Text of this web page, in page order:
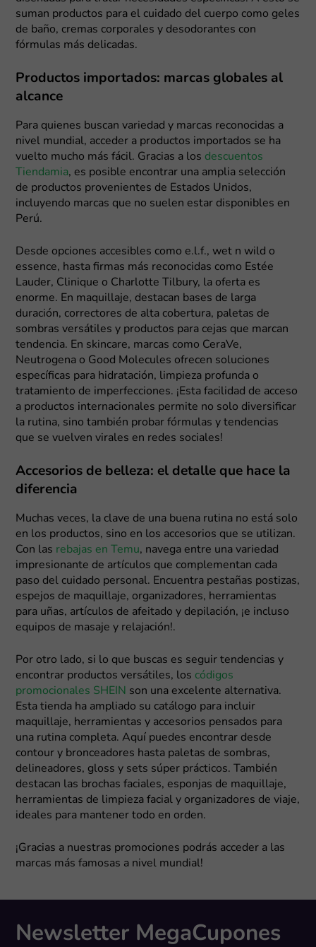
suman productos para el cuidado del cuerpo como geles
de baño, cremas corporales y desodorantes con
fórmulas más delicadas.
Productos importados: marcas globales al
alcance
Para quienes buscan variedad y marcas reconocidas a
nivel mundial, acceder a productos importados se ha
vuelto mucho más fácil. Gracias a los descuentos
Tiendamia, es posible encontrar una amplia selección
de productos provenientes de Estados Unidos,
incluyendo marcas que no suelen estar disponibles en
Perú.
Desde opciones accesibles como e.l.f., wet n wild o
essence, hasta firmas más reconocidas como Estée
Lauder, Clinique o Charlotte Tilbury, la oferta es
enorme. En maquillaje, destacan bases de larga
duración, correctores de alta cobertura, paletas de
sombras versátiles y productos para cejas que marcan
tendencia. En skincare, marcas como CeraVe,
Neutrogena o Good Molecules ofrecen soluciones
específicas para hidratación, limpieza profunda o
tratamiento de imperfecciones. ¡Esta facilidad de acceso
a productos internacionales permite no solo diversificar
la rutina, sino también probar fórmulas y tendencias
que se vuelven virales en redes sociales!
Accesorios de belleza: el detalle que hace la
diferencia
Muchas veces, la clave de una buena rutina no está solo
en los productos, sino en los accesorios que se utilizan.
Con las rebajas en Temu, navega entre una variedad
impresionante de artículos que complementan cada
paso del cuidado personal. Encuentra pestañas postizas,
espejos de maquillaje, organizadores, herramientas
para uñas, artículos de afeitado y depilación, ¡e incluso
equipos de masaje y relajación!.
Por otro lado, si lo que buscas es seguir tendencias y
encontrar productos versátiles, los códigos
promocionales SHEIN son una excelente alternativa.
Esta tienda ha ampliado su catálogo para incluir
maquillaje, herramientas y accesorios pensados para
una rutina completa. Aquí puedes encontrar desde
contour y bronceadores hasta paletas de sombras,
delineadores, gloss y sets súper prácticos. También
destacan las brochas faciales, esponjas de maquillaje,
herramientas de limpieza facial y organizadores de viaje,
ideales para mantener todo en orden.
¡Gracias a nuestras promociones podrás acceder a las
marcas más famosas a nivel mundial!
Newsletter MegaCupones